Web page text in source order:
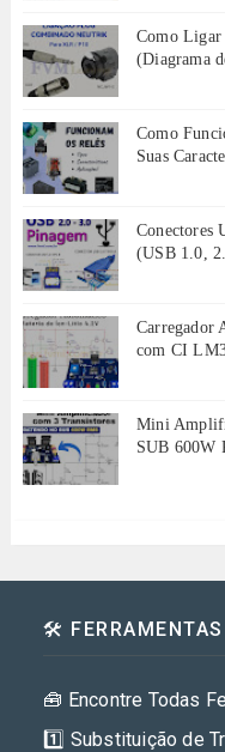
Como Ligar
(Diagrama
Como
Suas
Conectores
(USB 1.0,
Carregador
com CI
Mini
SUB 600W
🛠️
🧰 Encontre Todas
1️⃣ Substituição de